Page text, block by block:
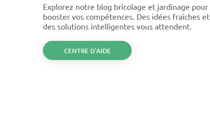
Explorez notre blog bricolage et jardinage pour
booster vos compétences. Des idées fraîches et
des solutions intelligentes vous attendent.
CENTRE D’AIDE